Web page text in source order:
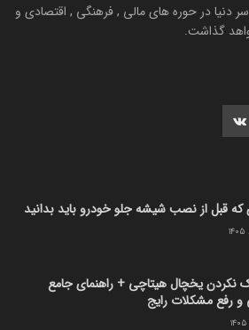
دنیا در حوره های مالی , فرهنگی , اقتصادی و
گذاشت.
یخچال هیتاچی + راهنمای جامع
و رفع مشکلات رایج